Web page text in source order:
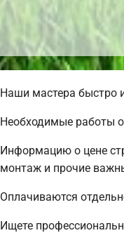
Наши мастера быстро
Необходимые работы
Информацию о цене
монтаж и прочие
Оплачиваются
Ищете